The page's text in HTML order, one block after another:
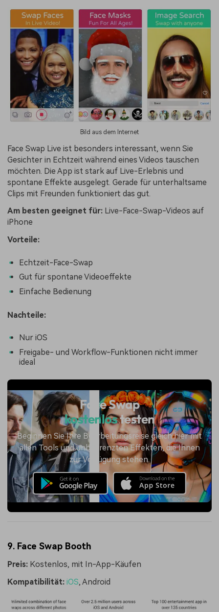
Bild aus dem Internet
Face Swap Live ist besonders interessant, wenn Sie
Gesichter in Echtzeit während eines Videos tauschen
möchten. Die App ist stark auf Live-Erlebnis und
spontane Effekte ausgelegt. Gerade für unterhaltsame
Clips mit Freunden funktioniert das gut.
Am besten geeignet für: Live-Face-Swap-Videos auf
iPhone
Vorteile:
Echtzeit-Face-Swap
Gut für spontane Videoeffekte
Einfache Bedienung
Nachteile:
Nur iOS
Freigabe- und Workflow-Funktionen nicht immer
ideal
Face Swap
kostenlostesten
Beginnen Sie Ihre Bearbeitungsreise gleich hier mit
allen Tools und unbegrenzten Effekten, die Ihnen
zur Verfügung stehen.
9. Face Swap Booth
Preis: Kostenlos, mit In-App-Käufen
Kompatibilität: iOS, Android